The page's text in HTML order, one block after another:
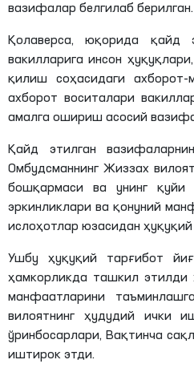
вазифалар белгилаб берилган.
Қолаверса, юқорида қайд
вакилларига инсон
қилиш соҳасидаги
ахборот воситалари
амалга ошириш асосий
Қайд этилган
Омбудсманнинг Жиззах
бошқармаси ва унинг қуйи
эркинликлари ва қонуний
ислоҳотлар юзасидан
Ушбу ҳуқуқий тарғибот
ҳамкорликда ташкил этилди
манфаатларини
вилоятнинг ҳудудий ички
ўринбосарлари, Вақтинча
иштирок этди.